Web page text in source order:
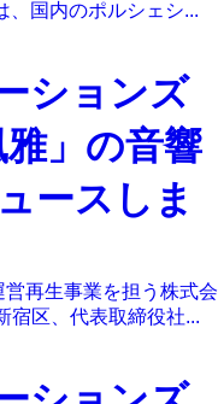
、国内のポルシェシ...
ションズ
雅」の音響
ースしま
再生事業を担う株式会
宿区、代表取締役社...